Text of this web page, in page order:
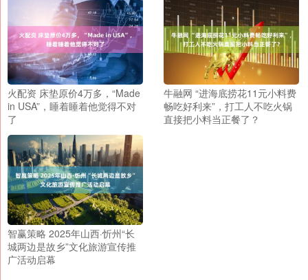
火配资 床垫原价4万多，“Made
in USA”，睡着睡着他觉得不对
了
牛融网 “进海底捞花11元小料费
畅吃好利来”，打工人不吃火锅
直接把小料当正餐了？
智赢策略 2025年山西·忻州“长
城两边是故乡”文化旅游宣传推
广活动启幕